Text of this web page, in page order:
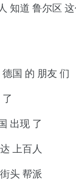
知道 鲁尔区
国 的 朋友 们
出现 了
上百人
头 帮派